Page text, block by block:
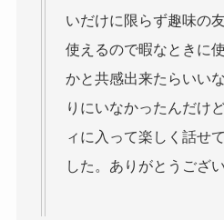
いだけに限らず趣味の
使えるので暇なときに
かと共感出来たらいい
りにいなかったんだけ
ィに入って楽しく話せ
した。ありがとうござい